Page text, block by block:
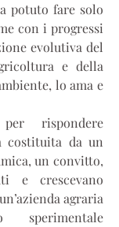
potuto fare solo
con i progressi
evolutiva del
e della
lo ama e
rispondere
costituita da un
un convitto,
e crescevano
agraria